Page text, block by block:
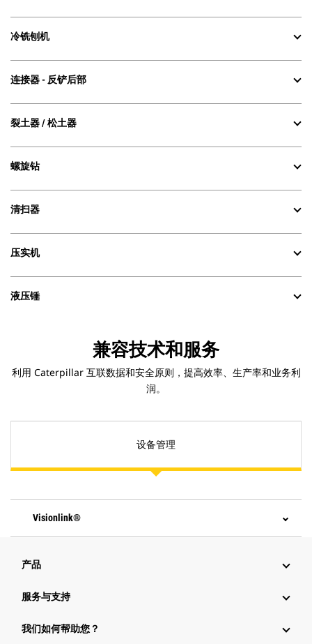
冷铣刨机
连接器 - 反铲后部
裂土器 / 松土器
螺旋钻
清扫器
压实机
液压锤
兼容技术和服务
利用 Caterpillar 互联数据和安全原则，提高效率、生产率和业务利
润。
设备管理
Visionlink®
产品
服务与支持
我们如何帮助您？